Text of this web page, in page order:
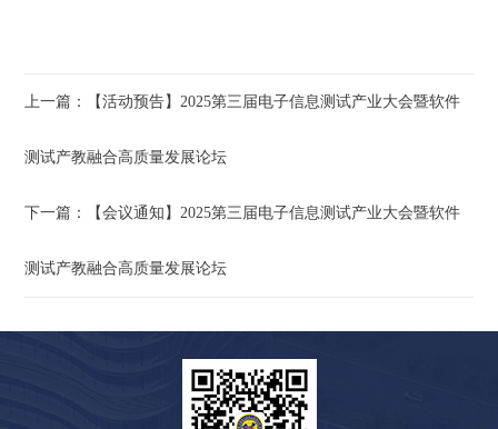
上一篇：【活动预告】2025第三届电子信息测试产业大会暨软件
测试产教融合高质量发展论坛
下一篇：【会议通知】2025第三届电子信息测试产业大会暨软件
测试产教融合高质量发展论坛